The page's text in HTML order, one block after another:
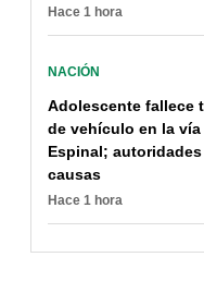
Hace 1 hora
NACIÓN
Adolescente fallece
de vehículo en la vía
Espinal;
causas
Hace 1 hora